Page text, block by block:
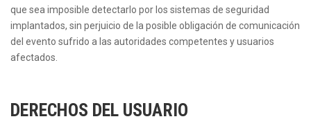
que sea imposible detectarlo por los sistemas de seguridad
implantados, sin perjuicio de la posible obligación de comunicación
del evento sufrido a las autoridades competentes y usuarios
afectados.
DERECHOS DEL USUARIO